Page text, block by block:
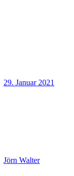
29. Januar 2021
Jörn Walter